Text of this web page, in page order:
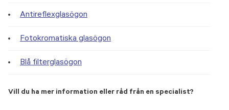
Antireflexglasögon
Fotokromatiska glasögon
Blå filterglasögon
Vill du ha mer information eller råd från en specialist?